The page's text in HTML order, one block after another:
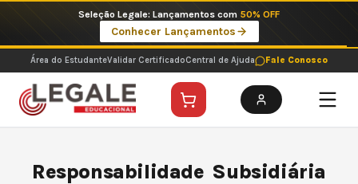
o
conteúdo
Imperdíveis no Pix: Pós Selecionadas a 199 reais no pix em parcela única
Ver ofertas
Área do EstudanteValidar CertificadoCentral de Ajuda Fale Conosco
Responsabilidade Subsidiária